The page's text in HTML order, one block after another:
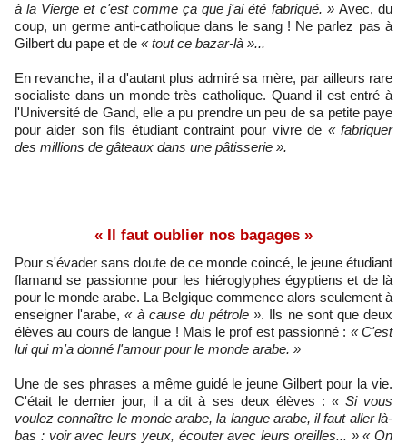
à la Vierge et c'est comme ça que j'ai été fabriqué. » Avec, du
coup, un germe anti-catholique dans le sang ! Ne parlez pas à
Gilbert du pape et de « tout ce bazar-là »...
En revanche, il a d'autant plus admiré sa mère, par ailleurs rare
socialiste dans un monde très catholique. Quand il est entré à
l'Université de Gand, elle a pu prendre un peu de sa petite paye
pour aider son fils étudiant contraint pour vivre de « fabriquer
des millions de gâteaux dans une pâtisserie ».
« Il faut oublier nos bagages »
Pour s'évader sans doute de ce monde coincé, le jeune étudiant
flamand se passionne pour les hiéroglyphes égyptiens et de là
pour le monde arabe. La Belgique commence alors seulement à
enseigner l'arabe,« à cause du pétrole ». Ils ne sont que deux
élèves au cours de langue ! Mais le prof est passionné : « C'est
lui qui m'a donné l'amour pour le monde arabe. »
Une de ses phrases a même guidé le jeune Gilbert pour la vie.
C'était le dernier jour, il a dit à ses deux élèves : « Si vous
voulez connaître le monde arabe, la langue arabe, il faut aller là-
bas : voir avec leurs yeux, écouter avec leurs oreilles... » « On